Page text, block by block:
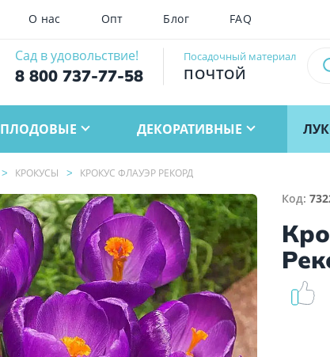
О нас Опт Блог FAQ
Сад в удовольствие!
8 800 737-77-58
Посадочный материал
ПОЧТОЙ
ПЛОДОВЫЕ ДЕКОРАТИВНЫЕ
КРОКУСЫ КРОКУС ФЛАУЭР РЕКОРД
Код: